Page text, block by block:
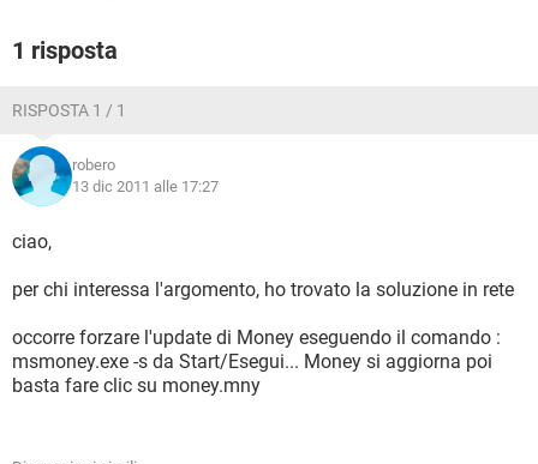
1 risposta
RISPOSTA 1 / 1
robero
13 dic 2011 alle 17:27
ciao,
per chi interessa l'argomento, ho trovato la soluzione in rete
occorre forzare l'update di Money eseguendo il comando :
msmoney.exe -s da Start/Esegui... Money si aggiorna poi
basta fare clic su money.mny